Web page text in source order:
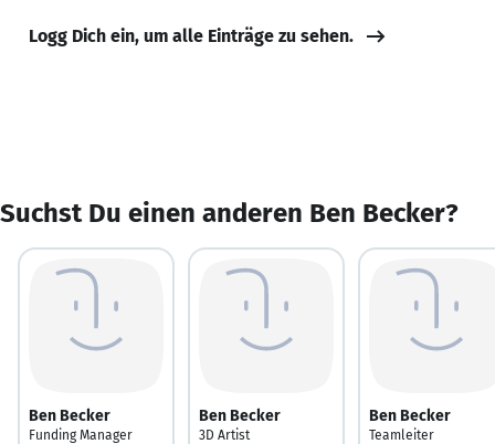
Logg Dich ein, um alle Einträge zu sehen.
Suchst Du einen anderen Ben Becker?
Ben Becker
Funding Manager
Ben Becker
3D Artist
Ben Becker
Teamleiter